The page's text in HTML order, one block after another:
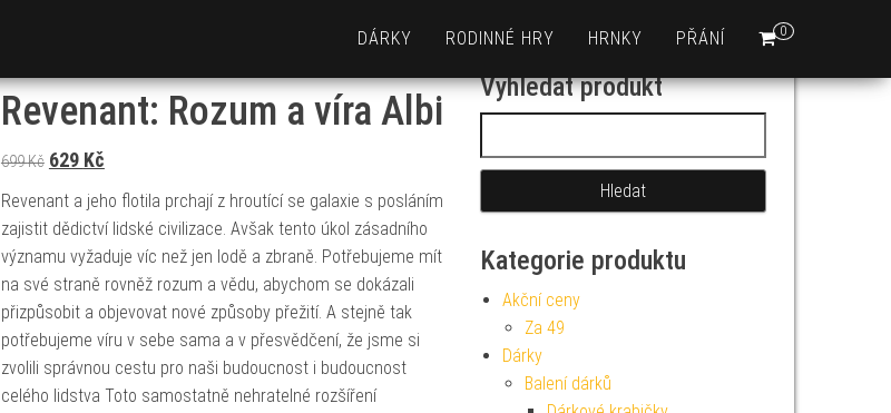
0
DÁRKY RODINNÉ HRY HRNKY PŘÁNÍ
Revenant: Rozum a víra Albi
699Kč Původní cena byla: 699 Kč.
629 KčAktuální cena je: 629 Kč.
Revenant a jeho flotila prchají z hroutící se galaxie s posláním
zajistit dědictví lidské civilizace. Avšak tento úkol zásadního
významu vyžaduje víc než jen lodě a zbraně. Potřebujeme mít
na své straně rovněž rozum a vědu, abychom se dokázali
přizpůsobit a objevovat nové způsoby přežití. A stejně tak
potřebujeme víru v sebe sama a v přesvědčení, že jsme si
zvolili správnou cestu pro naši budoucnost i budoucnost
celého lidstva Toto samostatně nehratelné rozšíření
Vyhledat produkt
Kategorie produktu
Akční ceny
Za 49
Dárky
Balení dárků